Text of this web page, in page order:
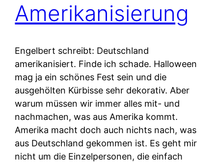
Amerikanisierung
Engelbert schreibt: Deutschland
amerikanisiert. Finde ich schade. Halloween
mag ja ein schönes Fest sein und die
ausgehölten Kürbisse sehr dekorativ. Aber
warum müssen wir immer alles mit- und
nachmachen, was aus Amerika kommt.
Amerika macht doch auch nichts nach, was
aus Deutschland gekommen ist. Es geht mir
nicht um die Einzelpersonen, die einfach